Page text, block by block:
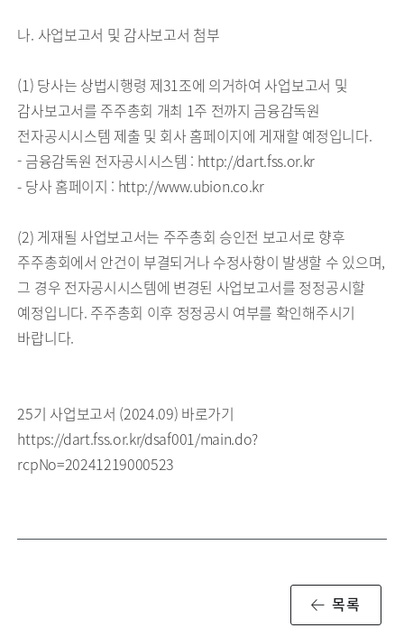
나. 사업보고서 및 감사보고서 첨부
(1) 당사는 상법시행령 제31조에 의거하여 사업보고서 및
감사보고서를 주주총회 개최 1주 전까지 금융감독원
전자공시시스템 제출 및 회사 홈페이지에 게재할 예정입니다.
- 금융감독원 전자공시시스템 : http://dart.fss.or.kr
- 당사 홈페이지 : http://www.ubion.co.kr
(2) 게재될 사업보고서는 주주총회 승인전 보고서로 향후
주주총회에서 안건이 부결되거나 수정사항이 발생할 수 있으며,
그 경우 전자공시시스템에 변경된 사업보고서를 정정공시할
예정입니다. 주주총회 이후 정정공시 여부를 확인해주시기
바랍니다.
25기 사업보고서 (2024.09) 바로가기
https://dart.fss.or.kr/dsaf001/main.do?
rcpNo=20241219000523
목록